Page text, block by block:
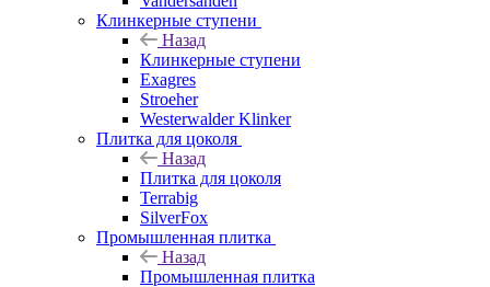
Клинкерные ступени
Назад
Клинкерные ступени
Exagres
Stroeher
Westerwalder Klinker
Плитка для цоколя
Назад
Плитка для цоколя
Terrabig
SilverFox
Промышленная плитка
Назад
Промышленная плитка